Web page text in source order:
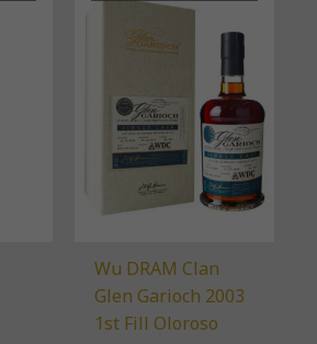
Wu DRAM Clan
Glen Garioch 2003
1st Fill Oloroso